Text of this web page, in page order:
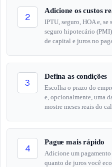
2
Adicione os custos
IPTU, seguro, HOA e, se
seguro hipotecário
de capital e juros no
3
Defina as condições
Escolha o prazo do
e, opcionalmente, uma
mostre meses reais do
4
Pague mais rápido
Adicione um pagamento
quanto de juros você